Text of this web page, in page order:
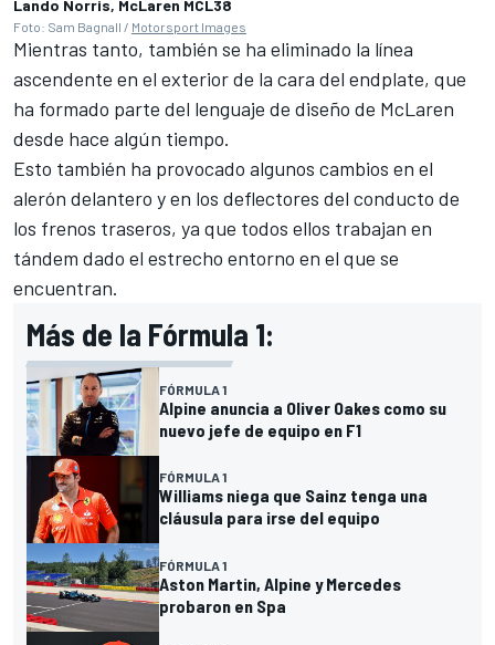
Lando Norris, McLaren MCL38
Foto: Sam Bagnall / Motorsport Images
Mientras tanto, también se ha eliminado la línea
ascendente en el exterior de la cara del endplate, que
ha formado parte del lenguaje de diseño de McLaren
desde hace algún tiempo.
Esto también ha provocado algunos cambios en el
alerón delantero y en los deflectores del conducto de
los frenos traseros, ya que todos ellos trabajan en
tándem dado el estrecho entorno en el que se
encuentran.
Más de la Fórmula 1:
FÓRMULA 1
Alpine anuncia a Oliver Oakes como su
nuevo jefe de equipo en F1
FÓRMULA 1
Williams niega que Sainz tenga una
cláusula para irse del equipo
FÓRMULA 1
Aston Martin, Alpine y Mercedes
probaron en Spa